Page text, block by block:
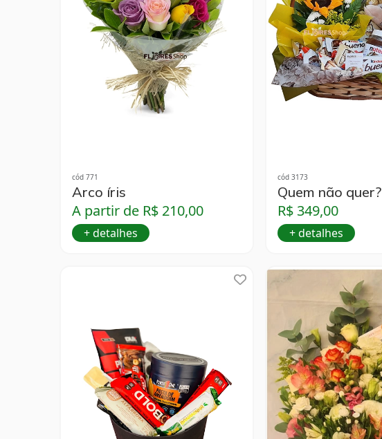
cód 771
Arco íris
A partir de R$ 210,00
+ detalhes
cód 3173
Quem não quer?
R$ 349,00
+ detalhes